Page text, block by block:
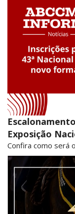
Exposição
Confira como será